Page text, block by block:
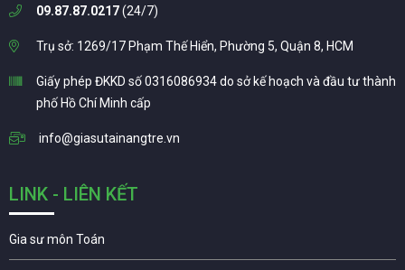
09.87.87.0217(24/7)
Trụ sở: 1269/17 Phạm Thế Hiển, Phường 5, Quận 8, HCM
Giấy phép ĐKKD số 0316086934 do sở kế hoạch và đầu tư thành
phố Hồ Chí Minh cấp
info@giasutainangtre.vn
LINK - LIÊN KẾT
Gia sư môn Toán